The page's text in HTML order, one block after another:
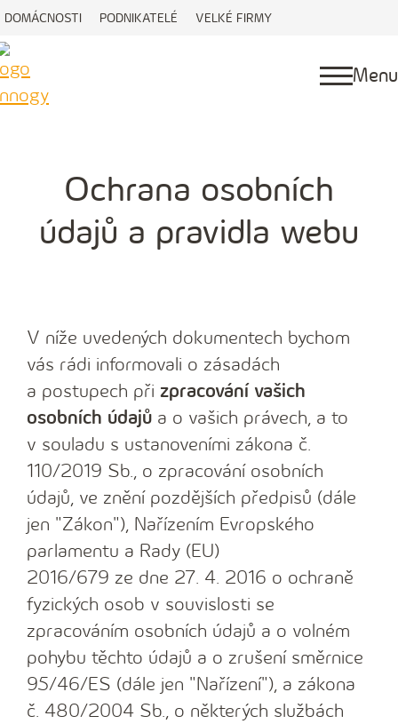
DOMÁCNOSTI PODNIKATELÉ VELKÉ FIRMY
Menu
Ochrana osobních
údajů a pravidla webu
V níže uvedených dokumentech bychom
vás rádi informovali o zásadách
a postupech při zpracování vašich
osobních údajů a o vašich právech, a to
v souladu s ustanoveními zákona č.
110/2019 Sb., o zpracování osobních
údajů, ve znění pozdějších předpisů (dále
jen "Zákon"), Nařízením Evropského
parlamentu a Rady (EU)
2016/679 ze dne 27. 4. 2016 o ochraně
fyzických osob v souvislosti se
zpracováním osobních údajů a o volném
pohybu těchto údajů a o zrušení směrnice
95/46/ES (dále jen "Nařízení"), a zákona
č. 480/2004 Sb., o některých službách